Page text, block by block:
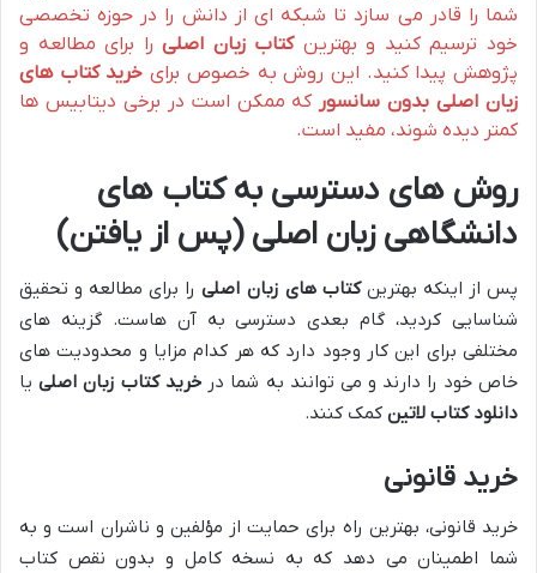
شما را قادر می سازد تا شبکه ای از دانش را در حوزه تخصصی
خود ترسیم کنید و بهترینکتاب زبان اصلیرا برای مطالعه و
پژوهش پیدا کنید. این روش به خصوص برای خرید کتاب های
زبان اصلی بدون سانسور که ممکن است در برخی دیتابیس ها
کمتر دیده شوند، مفید است.
روش های دسترسی به کتاب های
دانشگاهی زبان اصلی (پس از یافتن)
پس از اینکه بهترینکتاب های زبان اصلیرا برای مطالعه و تحقیق
شناسایی کردید، گام بعدی دسترسی به آن هاست. گزینه های
مختلفی برای این کار وجود دارد که هر کدام مزایا و محدودیت های
خاص خود را دارند و می توانند به شما در خرید کتاب زبان اصلییا
دانلود کتاب لاتین کمک کنند.
خرید قانونی
خرید قانونی، بهترین راه برای حمایت از مؤلفین و ناشران است و به
شما اطمینان می دهد که به نسخه کامل و بدون نقص کتاب